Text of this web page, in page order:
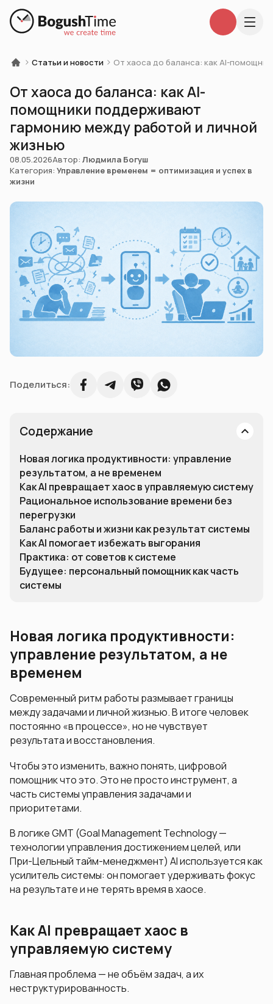
Статьи и новости От хаоса до баланса: как AI-
От хаоса до баланса: как AI-
помощники поддерживают
гармонию между работой и личной
жизнью
08.05.2026Автор: Людмила Богуш
Категория: Управление временем = оптимизация и успех в
жизни
Поделиться:
Содержание
Новая логика продуктивности: управление
результатом, а не временем
Как AI превращает хаос в управляемую систему
Рациональное использование времени без
перегрузки
Баланс работы и жизни как результат системы
Как AI помогает избежать выгорания
Практика: от советов к системе
Будущее: персональный помощник как часть
системы
Новая логика продуктивности:
управление результатом, а не
временем
Современный ритм работы размывает границы
между задачами и личной жизнью. В итоге человек
постоянно «в процессе», но не чувствует
результата и восстановления.
Чтобы это изменить, важно понять, цифровой
помощник что это. Это не просто инструмент, а
часть системы управления задачами и
приоритетами.
В логике GMT (Goal Management Technology —
технологии управления достижением целей, или
При-Цельный тайм-менеджмент) AI используется как
усилитель системы: он помогает удерживать фокус
на результате и не терять время в хаосе.
Как AI превращает хаос в
управляемую систему
Главная проблема — не объём задач, а их
неструктурированность.